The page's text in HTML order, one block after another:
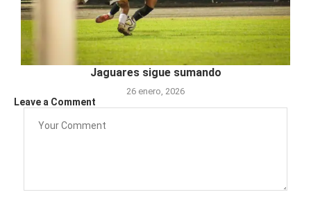
Jaguares sigue sumando
26 enero, 2026
Leave a Comment